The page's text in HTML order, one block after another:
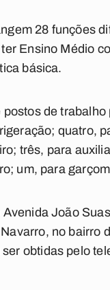
28 funções
Ensino Médio
básica.
de
quatro,
três, para
um, para
João
no bairro
obtidas pelo